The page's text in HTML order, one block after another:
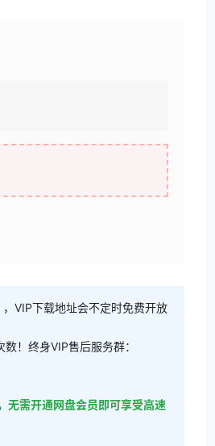
VIP下载地址会不定时免费开放
！终身VIP售后服务群：
无需开通网盘会员即可享受高速